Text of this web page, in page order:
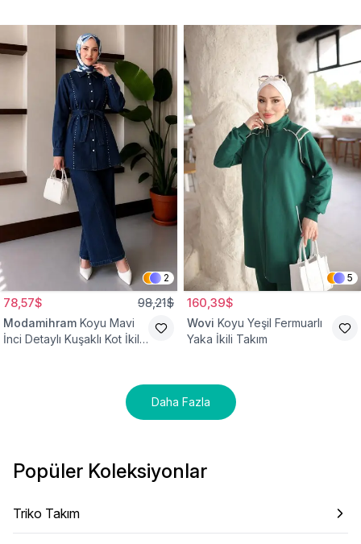
2
78,57$ 98,21$
Modamihram Koyu Mavi
İnci Detaylı Kuşaklı Kot İkili
5
160,39$
Wovi Koyu Yeşil Fermuarlı
Yaka İkili Takım
Daha Fazla
Popüler Koleksiyonlar
Triko Takım